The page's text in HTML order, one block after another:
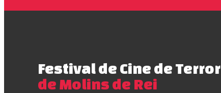
Festival de Cine de Terror
de Molins de Rei